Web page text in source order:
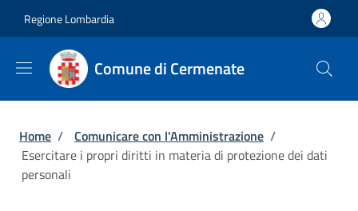
Regione Lombardia
Comune di Cermenate
Briciole di pane
Home / Comunicare con l'Amministrazione /
Esercitare i propri diritti in materia di protezione dei dati
personali